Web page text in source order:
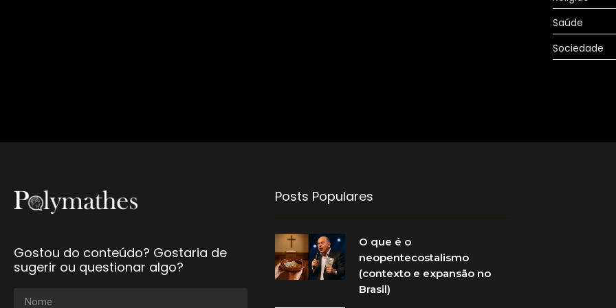
Saúde
Sociedade
Gostou do conteúdo? Gostaria de
sugerir ou questionar algo?
Posts Populares
O que é o
neopentecostalismo
(contexto e expansão no
Brasil)